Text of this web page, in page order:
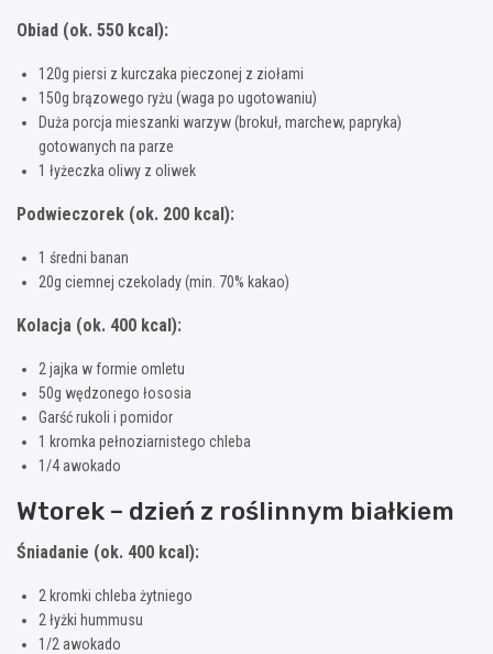
Obiad (ok. 550 kcal):
120g piersi z kurczaka pieczonej z ziołami
150g brązowego ryżu (waga po ugotowaniu)
Duża porcja mieszanki warzyw (brokuł, marchew, papryka)
gotowanych na parze
1 łyżeczka oliwy z oliwek
Podwieczorek (ok. 200 kcal):
1 średni banan
20g ciemnej czekolady (min. 70% kakao)
Kolacja (ok. 400 kcal):
2 jajka w formie omletu
50g wędzonego łososia
Garść rukoli i pomidor
1 kromka pełnoziarnistego chleba
1/4 awokado
Wtorek – dzień z roślinnym białkiem
Śniadanie (ok. 400 kcal):
2 kromki chleba żytniego
2 łyżki hummusu
1/2 awokado